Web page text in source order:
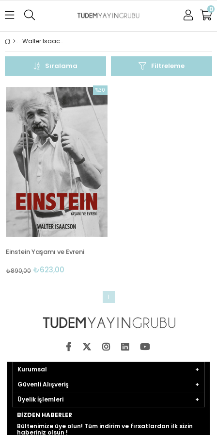
0
Walter Isaacson
Filtreleme
Sıralama
Einstein Yaşamı ve Evreni
₺623,00
₺890,00
%30
%30İndirim
1
Kurumsal
Güvenli Alışveriş
Üyelik İşlemleri
BIZDEN HABERLER
Bültenimize üye olun! Tüm indirim ve fırsatlardan ilk sizin
haberiniz olsun !